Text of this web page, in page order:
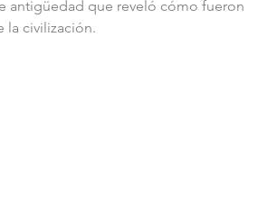
antigüedad que reveló cómo fueron
la civilización.